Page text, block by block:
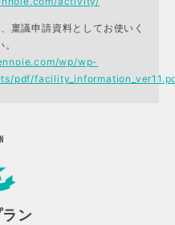
稟議申請資料としてお使いく
wp/wp-
pdf/
ン